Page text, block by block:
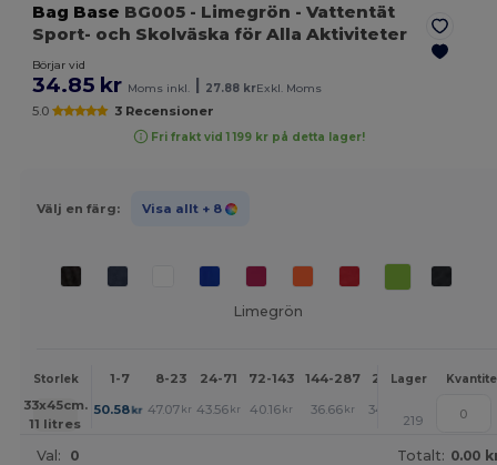
Bag Base BG005 - Limegrön - Vattentät
Sport- och Skolväska för Alla Aktiviteter
Börjar vid
34.85 kr Moms inkl. 27.88 krExkl. Moms
5.0 3 Recensioner
Fri frakt vid 1 199 kr på detta lager!
Välj en färg: Visa allt + 8
Limegrön
Storlek 1-7 8-23 24-71 72-143 144-287 288 + Mer
Lager
33x45cm.
11 litres
50.58kr 47.07 kr 43.56 kr 40.16 kr 36.66 kr 34.85
219
Val: 0 Totalt: 0.00